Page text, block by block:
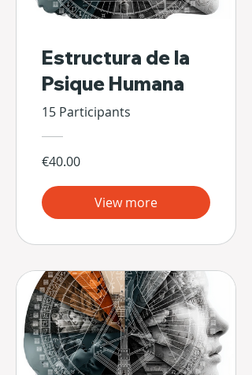
Estructura de la
Psique Humana
15 Participants
€40.00
View more